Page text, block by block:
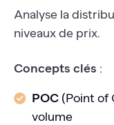
Analyse la
niveaux de prix.
Concepts clés :
POC (Point of
volume